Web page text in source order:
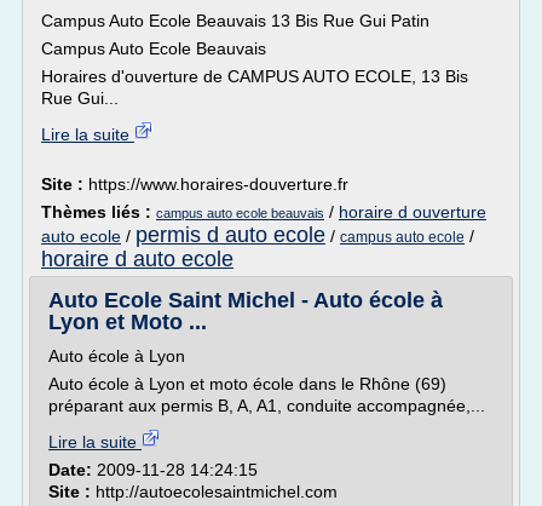
Campus Auto Ecole Beauvais 13 Bis Rue Gui Patin
Campus Auto Ecole Beauvais
Horaires d'ouverture de CAMPUS AUTO ECOLE, 13 Bis
Rue Gui...
Lire la suite
Site : https://www.horaires-douverture.fr
Thèmes liés : campus auto ecole beauvais / horaire d ouverture
auto ecole / permis d auto ecole / campus auto ecole /
horaire d auto ecole
Auto Ecole Saint Michel - Auto école à
Lyon et Moto ...
Auto école à Lyon
Auto école à Lyon et moto école dans le Rhône (69)
préparant aux permis B, A, A1, conduite accompagnée,...
Lire la suite
Date: 2009-11-28 14:24:15
Site : http://autoecolesaintmichel.com